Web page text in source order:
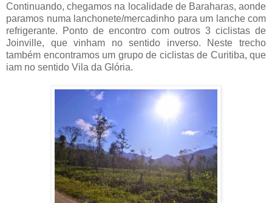
Continuando, chegamos na localidade de Baraharas, aonde
paramos numa lanchonete/mercadinho para um lanche com
refrigerante. Ponto de encontro com outros 3 ciclistas de
Joinville, que vinham no sentido inverso. Neste trecho
também encontramos um grupo de ciclistas de Curitiba, que
iam no sentido Vila da Glória.